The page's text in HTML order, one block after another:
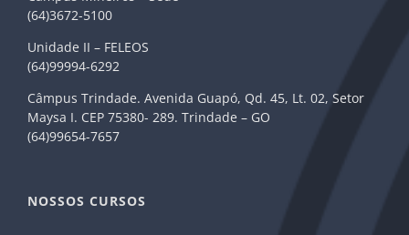
(64)3672-5100
Unidade II – FELEOS
(64)99994-6292
Câmpus Trindade. Avenida Guapó, Qd. 45, Lt. 02, Setor
Maysa I. CEP 75380- 289. Trindade – GO
(64)99654-7657
NOSSOS CURSOS